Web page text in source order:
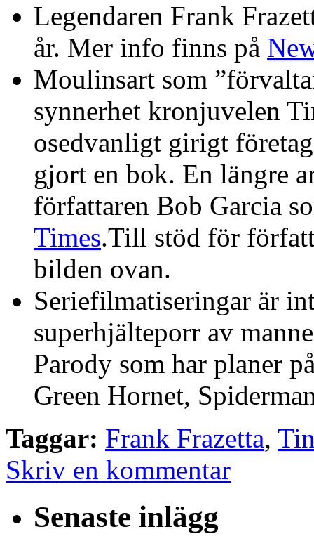
Legendaren Frank
år. Mer info finns på
Moulinsart som
synnerhet kronjuvelen
osedvanligt girigt
gjort en bok. En längre
författaren Bob Garcia
Times.Till stöd för
bilden ovan.
Seriefilmatiseringar är
superhjälteporr av
Parody som har planer
Green Hornet,
Taggar: Frank Frazetta,
Skriv en kommentar
Senaste inlägg